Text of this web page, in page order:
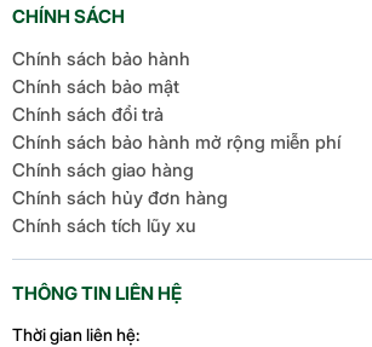
CHÍNH SÁCH
Chính sách bảo hành
Chính sách bảo mật
Chính sách đổi trả
Chính sách bảo hành mở rộng miễn phí
Chính sách giao hàng
Chính sách hủy đơn hàng
Chính sách tích lũy xu
THÔNG TIN LIÊN HỆ
Thời gian liên hệ: